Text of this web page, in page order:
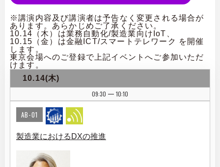
※講演内容及び講演者は予告なく変更される場合が
あります。あらかじめご了承ください。
10.14（木）は業務自動化/製造業向けIoT、
10.15（金）は金融ICT/スマートテレワーク を開催
します。
東京会場へのご登録で上記イベントへご参加いただ
けます。
10.14(木)
09:30
| 10:10
AB-01
製造業におけるDXの推進